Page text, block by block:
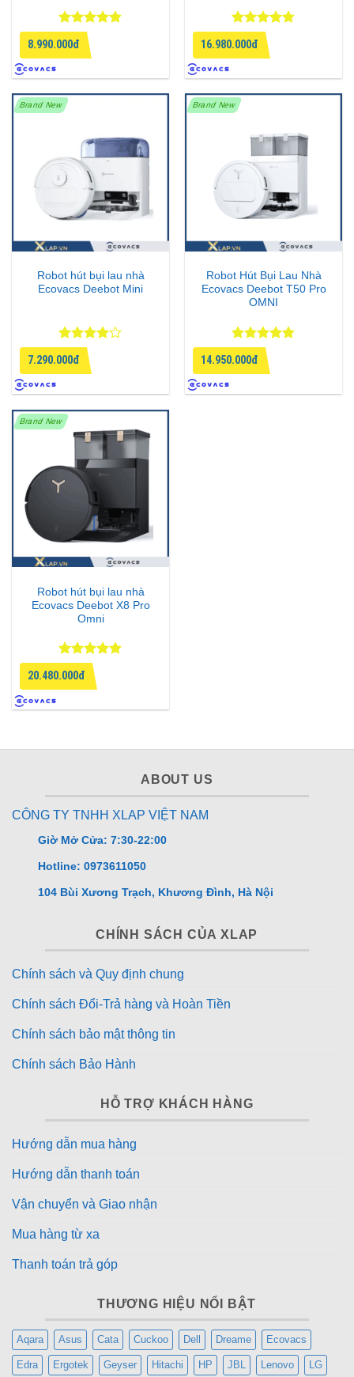
Được xếp
hạng4.83
5 sao
8.990.000đ
Được xếp
hạng
4.75
5 sao
16.980.000đ
Brand New
Robot hút bụi lau nhà
Ecovacs Deebot Mini
Được
xếp hạng
45 sao
7.290.000đ
Brand New
Robot Hút Bụi Lau Nhà
Ecovacs Deebot T50 Pro
OMNI
Được xếp
hạng
4.8
sao
14.950.000đ
Brand New
Robot hút bụi lau nhà
Ecovacs Deebot X8 Pro
Omni
Được xếp
hạng
55
sao
20.480.000đ
ABOUT US
CÔNG TY TNHH XLAP VIỆT NAM
Giờ Mở Cửa: 7:30-22:00
Hotline: 0973611050
104 Bùi Xương Trạch, Khương Đình, Hà Nội
CHÍNH SÁCH CỦA XLAP
Chính sách và Quy định chung
Chính sách Đổi-Trả hàng và Hoàn Tiền
Chính sách bảo mật thông tin
Chính sách Bảo Hành
HỖ TRỢ KHÁCH HÀNG
Hướng dẫn mua hàng
Hướng dẫn thanh toán
Vận chuyển và Giao nhận
Mua hàng từ xa
Thanh toán trả góp
THƯƠNG HIỆU NỔI BẬT
Aqara Asus Cata Cuckoo Dell Dreame Ecovacs
Edra Ergotek Geyser Hitachi HP JBL Lenovo LG